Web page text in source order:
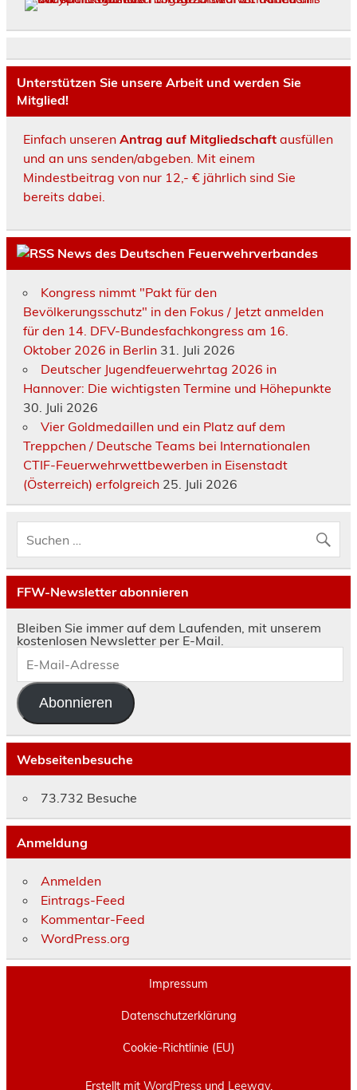
Unterstützen Sie unsere Arbeit und werden Sie
Mitglied!
Einfach unseren Antrag auf Mitgliedschaftausfüllen
und an uns senden/abgeben. Mit einem
Mindestbeitrag von nur 12,- € jährlich sind Sie
bereits dabei.
News des Deutschen Feuerwehrverbandes
Kongress nimmt "Pakt für den
Bevölkerungsschutz" in den Fokus / Jetzt anmelden
für den 14. DFV-Bundesfachkongress am 16.
Oktober 2026 in Berlin 31. Juli 2026
Deutscher Jugendfeuerwehrtag 2026 in
Hannover: Die wichtigsten Termine und Höhepunkte
30. Juli 2026
Vier Goldmedaillen und ein Platz auf dem
Treppchen / Deutsche Teams bei Internationalen
CTIF-Feuerwehrwettbewerben in Eisenstadt
(Österreich) erfolgreich 25. Juli 2026
FFW-Newsletter abonnieren
Bleiben Sie immer auf dem Laufenden, mit unserem
kostenlosen Newsletter per E-Mail.
E-
Mail-
Adresse
Abonnieren
Webseitenbesuche
73.732 Besuche
Anmeldung
Anmelden
Eintrags-Feed
Kommentar-Feed
WordPress.org
Impressum
Datenschutzerklärung
Cookie-Richtlinie (EU)
Erstellt mit WordPressund Leeway.